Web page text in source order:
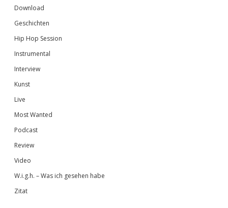
Download
Geschichten
Hip Hop Session
Instrumental
Interview
Kunst
Live
Most Wanted
Podcast
Review
Video
W.i.g.h. – Was ich gesehen habe
Zitat